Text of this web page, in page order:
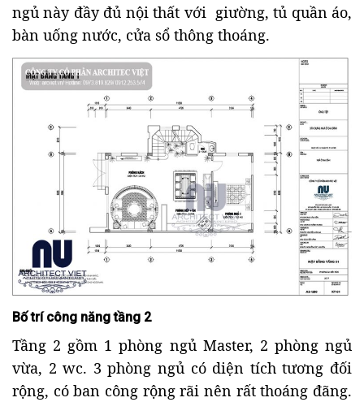
ngủ này đầy đủ nội thất với giường, tủ quần áo,
bàn uống nước, cửa sổ thông thoáng.
Bố trí công năng tầng 2
Tầng 2 gồm 1 phòng ngủ Master, 2 phòng ngủ
vừa, 2 wc. 3 phòng ngủ có diện tích tương đối
rộng, có ban công rộng rãi nên rất thoáng đãng.